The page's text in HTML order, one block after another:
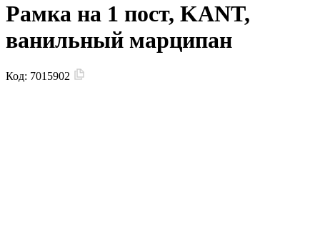
Рамка на 1 пост, KANT,
ванильный марципан
Код: 7015902